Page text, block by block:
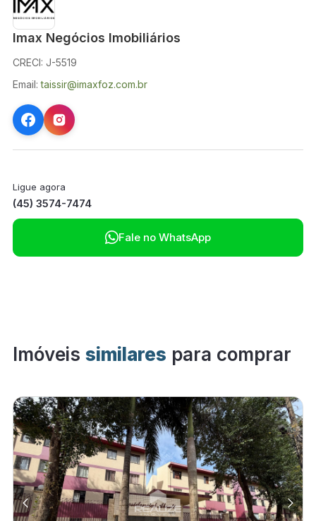
Imax Negócios Imobiliários
CRECI: J-5519
Email:taissir@imaxfoz.com.br
Ligue agora
(45) 3574-7474
Fale no WhatsApp
Imóveis similares para comprar